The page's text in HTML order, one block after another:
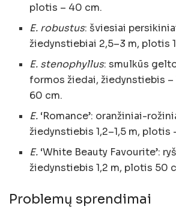
plotis – 40 cm.
E. robustus: šviesiai
žiedynstiebiai 2,5–3 m, plotis
E. stenophyllus: smulkūs
formos žiedai, žiedynstiebis –
60 cm.
E. ‘Romance’: oranžiniai-
žiedynstiebis 1,2–1,5 m, plotis
E. ‘White Beauty Favourite’:
žiedynstiebis 1,2 m, plotis 50
Problemų sprendimai